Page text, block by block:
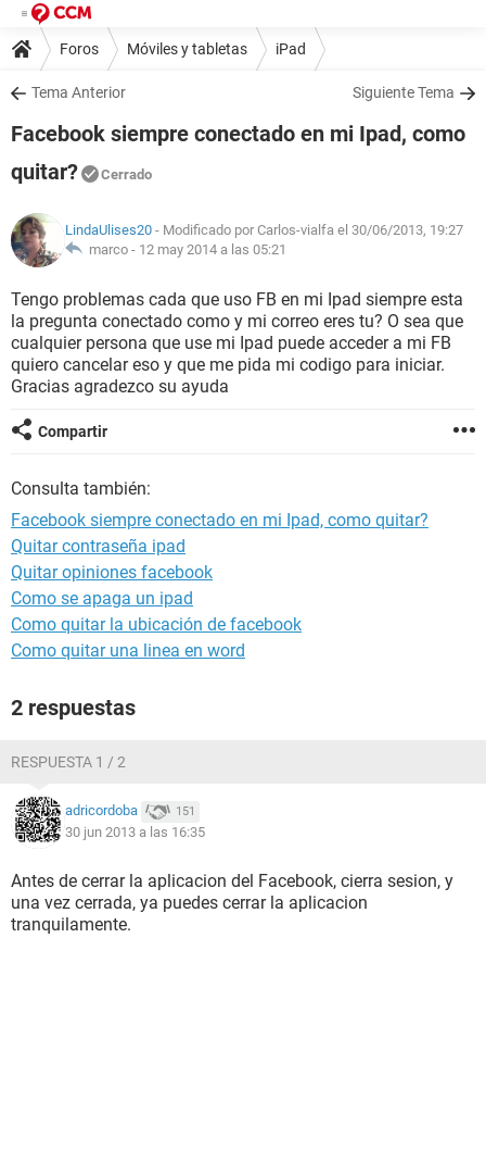
Foros Móviles y tabletas iPad
Tema Anterior Siguiente Tema
Facebook siempre conectado en mi Ipad, como
quitar?
Cerrado
LindaUlises20 - Modificado por Carlos-vialfa el 30/06/2013, 19:27
marco - 12 may 2014 a las 05:21
Tengo problemas cada que uso FB en mi Ipad siempre esta
la pregunta conectado como y mi correo eres tu? O sea que
cualquier persona que use mi Ipad puede acceder a mi FB
quiero cancelar eso y que me pida mi codigo para iniciar.
Gracias agradezco su ayuda
Compartir
Consulta también:
Facebook siempre conectado en mi Ipad, como quitar?
Quitar contraseña ipad
Quitar opiniones facebook
Como se apaga un ipad
Como quitar la ubicación de facebook
Como quitar una linea en word
2 respuestas
RESPUESTA 1 / 2
adricordoba 151
30 jun 2013 a las 16:35
Antes de cerrar la aplicacion del Facebook, cierra sesion, y
una vez cerrada, ya puedes cerrar la aplicacion
tranquilamente.